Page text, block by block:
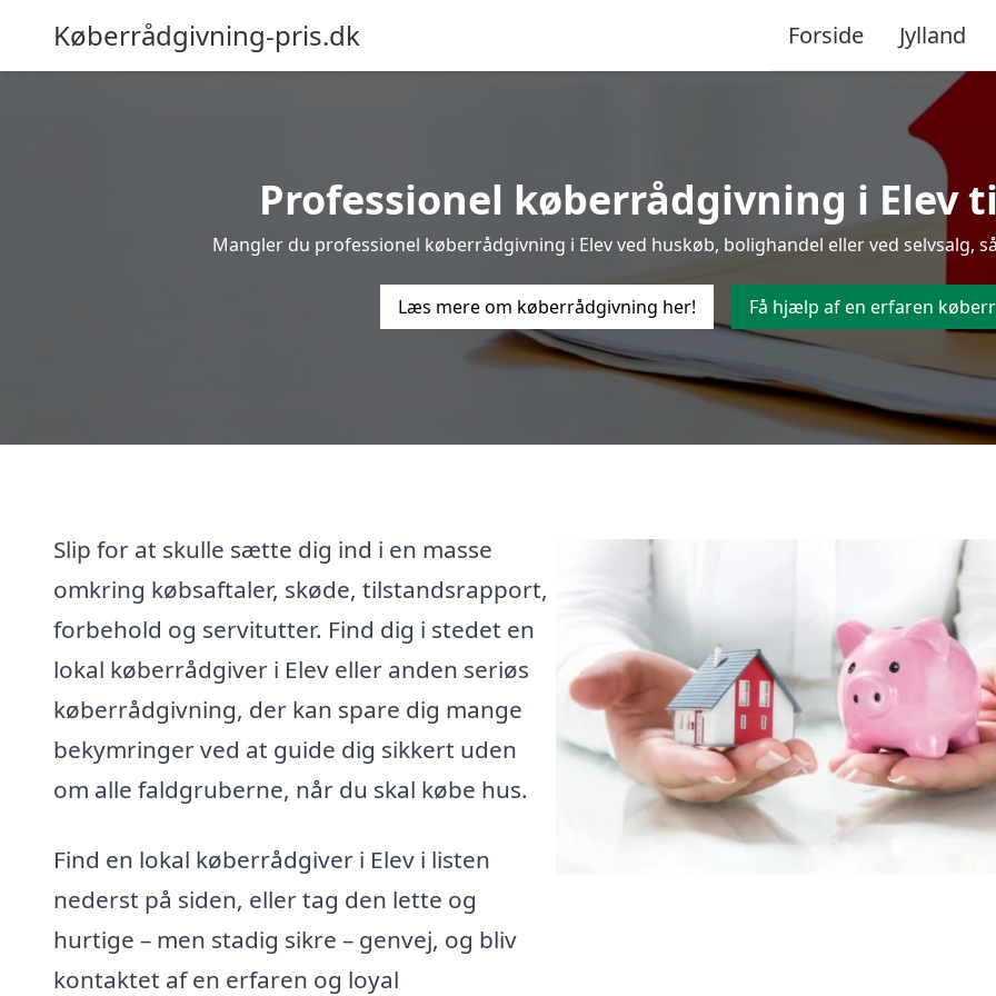
Køberrådgivning-pris.dk Forside Jylland
Professionel køberrådgivning i Elev
Mangler du professionel køberrådgivning i Elev ved huskøb, bolighandel eller ved selvsalg,
Læs mere om køberrådgivning her! Få hjælp af en erfaren
Slip for at skulle sætte dig ind i en masse
omkring købsaftaler, skøde, tilstandsrapport,
forbehold og servitutter. Find dig i stedet en
lokal køberrådgiver i Elev eller anden seriøs
køberrådgivning, der kan spare dig mange
bekymringer ved at guide dig sikkert uden
om alle faldgruberne, når du skal købe hus.
Find en lokal køberrådgiver i Elev i listen
nederst på siden, eller tag den lette og
hurtige – men stadig sikre – genvej, og bliv
kontaktet af en erfaren og loyal